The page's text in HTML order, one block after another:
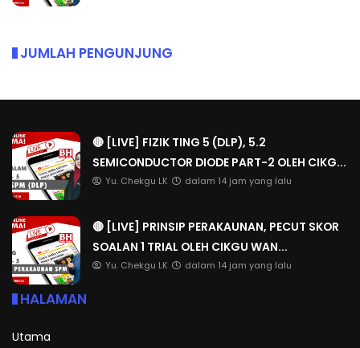
JUMLAH PENGUNJUNG
🔴 [LIVE] FIZIK TING 5 (DLP), 5.2
SEMICONDUCTOR DIODE PART-2 OLEH CIKG...
Yu. Chekgu LK dalam 14 jam yang lalu
🔴 [LIVE] PRINSIP PERAKAUNAN, PECUT SKOR
SOALAN 1 TRIAL OLEH CIKGU WAN...
Yu. Chekgu LK dalam 14 jam yang lalu
HALAMAN
Utama